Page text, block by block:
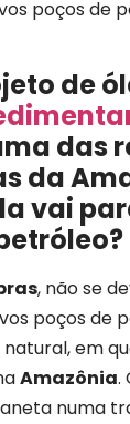
poços de
de
das
da
vai
, não se
poços de
em
Amazônia.
numa